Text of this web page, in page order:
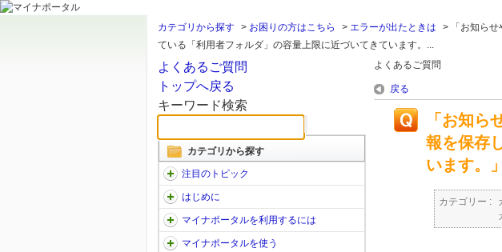
カテゴリから探す > お困りの方はこちら > エラーが出たときは >
「お知ら
ている「利用者フォルダ」の容量上限に近づいてきています。...
よくあるご質問
トップへ戻る
キーワード検索
カテゴリから探す
注目のトピック
はじめに
マイナポータルを利用するには
マイナポータルを使う
よくあるご質問
戻る
「お知ら
報を保存
います。
カテゴリー :